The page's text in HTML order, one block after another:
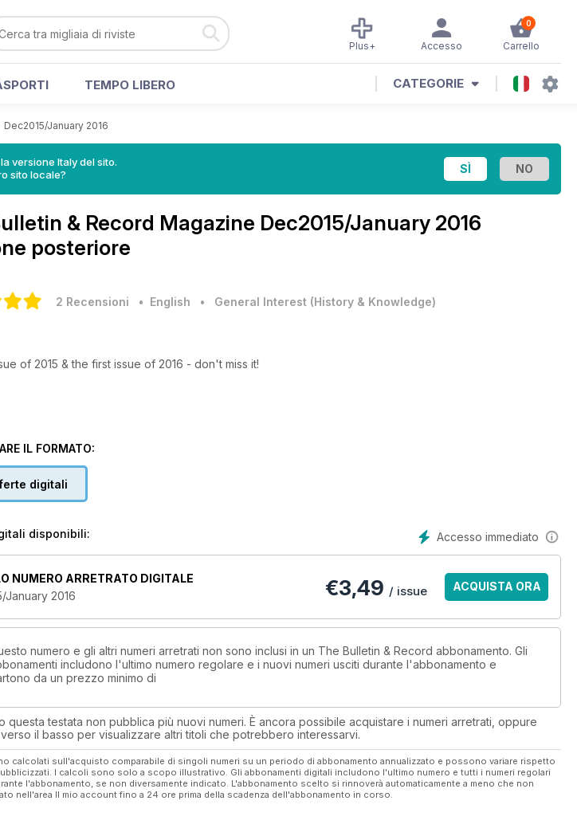
0
Carrello
Accesso
Plus+
TEMPO LIBERO CATEGORIE
Dec2015/January 2016
versione Italy del sito.
sito locale?
& Record Magazine Dec2015/January 2016
posteriore
2 Recensioni • English • General Interest (History & Knowledge)
of 2015 & the first issue of 2016 - don't miss it!
IL FORMATO:
digitali
Accesso immediato
disponibili:
NUMERO ARRETRATO DIGITALE
January 2016
€3,49 / issue ACQUISTA ORA
numero e gli altri numeri arretrati non sono inclusi in un The Bulletin & Record abbonamento. Gli
includono l'ultimo numero regolare e i nuovi numeri usciti durante l'abbonamento e
da un prezzo minimo di
questa testata non pubblica più nuovi numeri. È ancora possibile acquistare i numeri arretrati, oppure
il basso per visualizzare altri titoli che potrebbero interessarvi.
calcolati sull'acquisto comparabile di singoli numeri su un periodo di abbonamento annualizzato e possono variare rispetto
I calcoli sono solo a scopo illustrativo. Gli abbonamenti digitali includono l'ultimo numero e tutti i numeri regolari
l'abbonamento, se non diversamente indicato. L'abbonamento scelto si rinnoverà automaticamente a meno che non
nell'area Il mio account fino a 24 ore prima della scadenza dell'abbonamento in corso.